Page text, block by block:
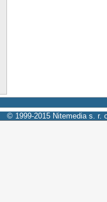
© 1999-2015 Nitemedia s. r.